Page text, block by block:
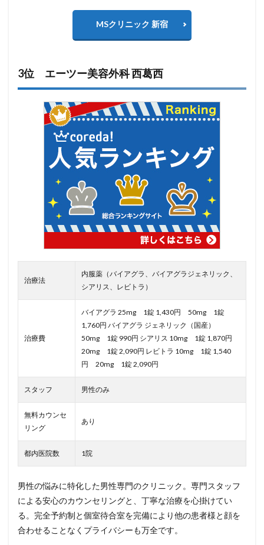
MSクリニック 新宿
3位 エーツー美容外科 西葛西
治療法
内服薬（バイアグラ、バイアグラジェネリック、
シアリス、レビトラ）
治療費
バイアグラ 25mg 1錠 1,430円 50mg 1錠
1,760円 バイアグラ ジェネリック（国産）
50mg 1錠 990円 シアリス 10mg 1錠 1,870円
20mg 1錠 2,090円 レビトラ 10mg 1錠 1,540
円 20mg 1錠 2,090円
スタッフ 男性のみ
無料カウンセ
リング
あり
都内医院数 1院
男性の悩みに特化した男性専門のクリニック。専門スタッフ
による安心のカウンセリングと、丁寧な治療を心掛けてい
る。完全予約制と個室待合室を完備により他の患者様と顔を
合わせることなくプライバシーも万全です。